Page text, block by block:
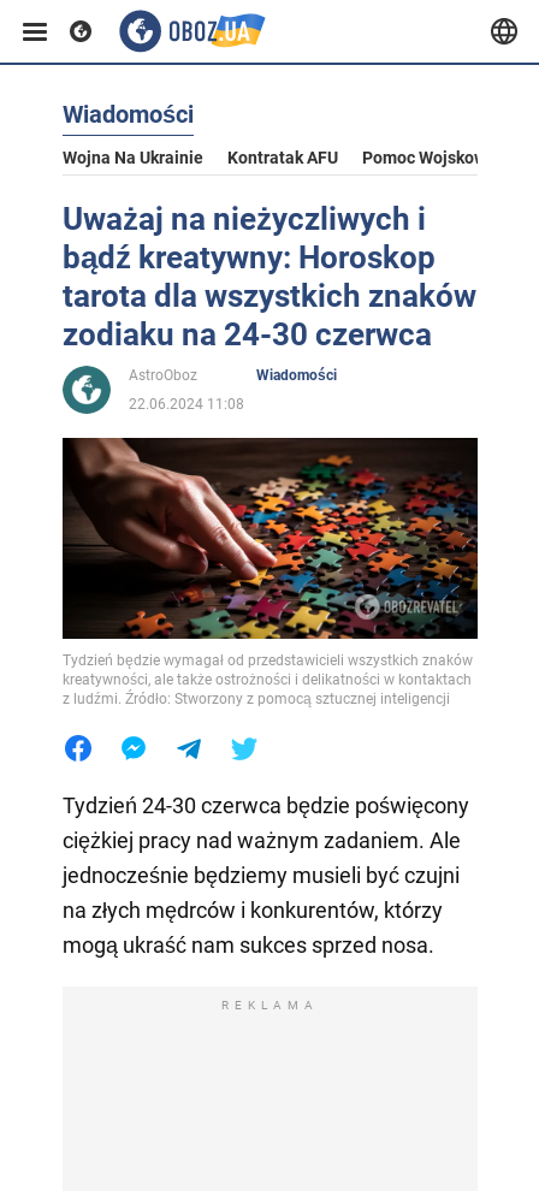
Wiadomości
Wojna Na Ukrainie Kontratak AFU Pomoc Wojskowa Dla
Uważaj na nieżyczliwych i
bądź kreatywny: Horoskop
tarota dla wszystkich znaków
zodiaku na 24-30 czerwca
AstroOboz
Wiadomości
22.06.2024 11:08
Tydzień będzie wymagał od przedstawicieli wszystkich znaków
kreatywności, ale także ostrożności i delikatności w kontaktach
z ludźmi. Źródło: Stworzony z pomocą sztucznej inteligencji
Tydzień 24-30 czerwca będzie poświęcony
ciężkiej pracy nad ważnym zadaniem. Ale
jednocześnie będziemy musieli być czujni
na złych mędrców i konkurentów, którzy
mogą ukraść nam sukces sprzed nosa.
REKLAMA